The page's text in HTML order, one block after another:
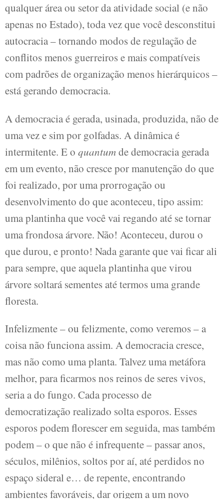
qualquer área ou setor da atividade social (e não
apenas no Estado), toda vez que você desconstitui
autocracia – tornando modos de regulação de
conflitos menos guerreiros e mais compatíveis
com padrões de organização menos hierárquicos –
está gerando democracia.
A democracia é gerada, usinada, produzida, não de
uma vez e sim por golfadas. A dinâmica é
intermitente. E o quantumde democracia gerada
em um evento, não cresce por manutenção do que
foi realizado, por uma prorrogação ou
desenvolvimento do que aconteceu, tipo assim:
uma plantinha que você vai regando até se tornar
uma frondosa árvore. Não! Aconteceu, durou o
que durou, e pronto! Nada garante que vai ficar ali
para sempre, que aquela plantinha que virou
árvore soltará sementes até termos uma grande
floresta.
Infelizmente – ou felizmente, como veremos – a
coisa não funciona assim. A democracia cresce,
mas não como uma planta. Talvez uma metáfora
melhor, para ficarmos nos reinos de seres vivos,
seria a do fungo. Cada processo de
democratização realizado solta esporos. Esses
esporos podem florescer em seguida, mas também
podem – o que não é infrequente – passar anos,
séculos, milênios, soltos por aí, até perdidos no
espaço sideral e… de repente, encontrando
ambientes favoráveis, dar origem a um novo